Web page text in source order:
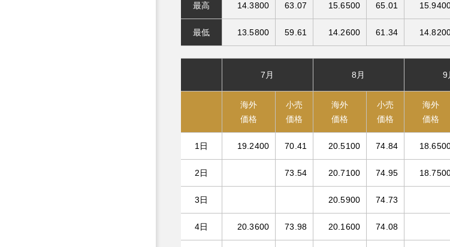
最高 14.3800 63.07 15.6500 65.01
最低 13.5800 59.61 14.2600 61.34
7月 8月 9
海外
価格
小売
価格
海外
価格
小売
価格
海外
価格
1日 19.2400 70.41 20.5100 74.84
2日 73.54 20.7100 74.95
3日 20.5900 74.73
4日 20.3600 73.98 20.1600 74.08